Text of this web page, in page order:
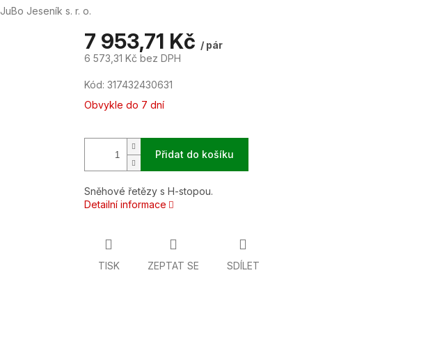
JuBo Jeseník s. r. o.
7 953,71 Kč / pár
6 573,31 Kč bez DPH
Měrná
cena:
Kód: 317432430631
Obvykle do 7 dní
Přidat do košíku
Sněhové řetězy s H-stopou.
Detailní informace
TISK ZEPTAT SE SDÍLET